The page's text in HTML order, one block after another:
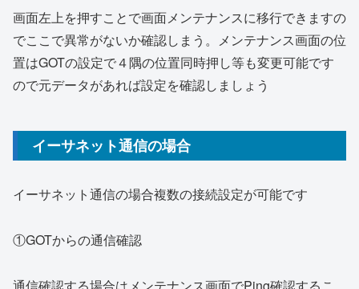
画面左上を押すことで画面メンテナンスに移行できますの
でここで異常がないか確認しまう。メンテナンス画面の位
置はGOTの設定で４隅の位置同時押し等も変更可能です
ので元データがあれば設定を確認しましょう
イーサネット通信の場合
イーサネット通信の場合複数の接続設定が可能です
①GOTからの通信確認
通信確認する場合はメンテナンス画面でPing確認するこ